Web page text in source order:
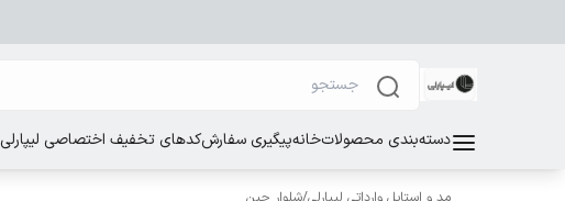
دسته‌بندی محصولاتخانهپیگیری سفارشکدهای تخفیف اختصاصی لیپارلی